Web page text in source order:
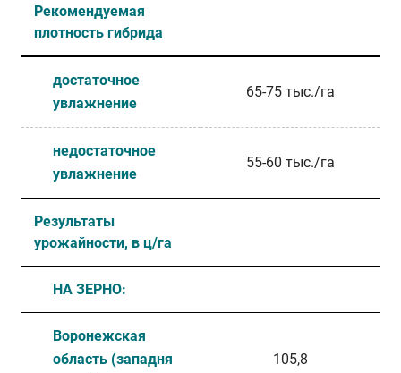
Рекомендуемая
плотность гибрида
достаточное
увлажнение
65-75 тыс./га
недостаточное
увлажнение
55-60 тыс./га
Результаты
урожайности, в ц/га
НА ЗЕРНО:
Воронежская
область (западня
105,8